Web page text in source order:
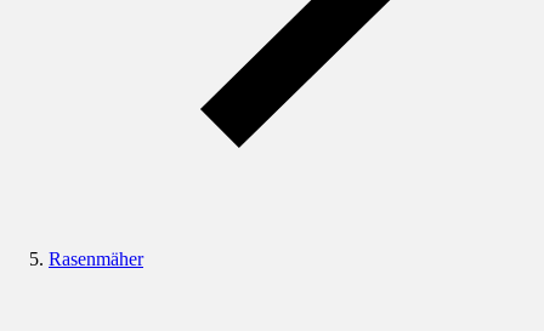
Rasenmäher